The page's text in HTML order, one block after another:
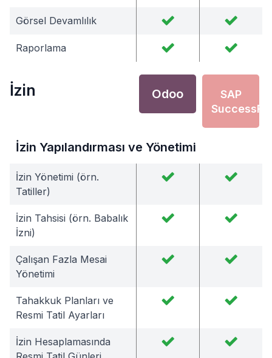
Görsel Devamlılık
Raporlama
İzin Odoo
SAP
İzin Yapılandırması ve Yönetimi
İzin Yönetimi (örn.
Tatiller)
İzin Tahsisi (örn. Babalık
İzni)
Çalışan Fazla Mesai
Yönetimi
Tahakkuk Planları ve
Resmi Tatil Ayarları
İzin Hesaplamasında